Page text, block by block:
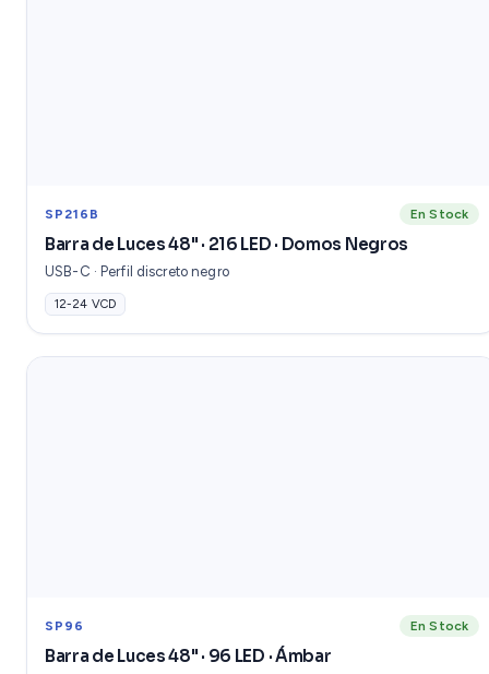
SP216B En Stock
Barra de Luces 48" · 216 LED · Domos Negros
USB-C · Perfil discreto negro
12-24 VCD
SP96 En Stock
Barra de Luces 48" · 96 LED · Ámbar